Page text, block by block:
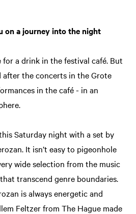
on a journey into the night
for a drink in the festival café. But
after the concerts in the Grote
in the café - in an
Saturday night with a set by
It isn’t easy to pigeonhole
wide selection from the music
transcend genre boundaries.
is always energetic and
Feltzer from The Hague made